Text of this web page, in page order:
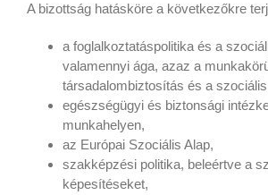
A bizottság hatásköre a következőkre
a foglalkoztatáspolitika és a
valamennyi ága, azaz a
társadalombiztosítás és a
egészségügyi és biztonsági
munkahelyen,
az Európai Szociális Alap,
szakképzési politika, beleértve a
képesítéseket,